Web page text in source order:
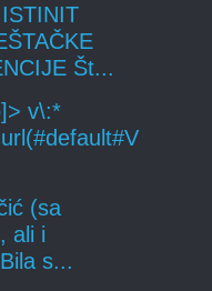
Št...
v\:*
(sa
ali i
s...